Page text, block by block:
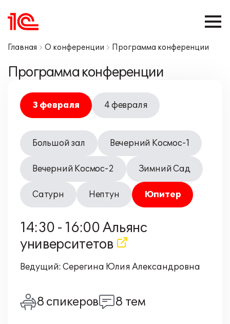
Главная О конференции Программа конференции
Программа конференции
3 февраля 4 февраля
Большой зал Вечерний Космос-1
Вечерний Космос-2 Зимний Сад
Сатурн Нептун Юпитер
14:30 - 16:00 Альянс
университетов
Ведущий: Серегина Юлия Александровна
8 спикеров 8 тем